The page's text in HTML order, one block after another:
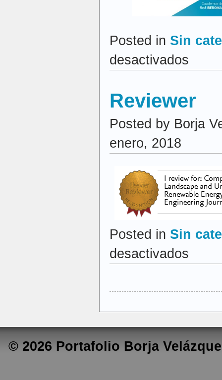
Posted in Sin
desactivados
Reviewer
Posted by Borja
enero, 2018
Posted in Sin
desactivados
© 2026 Portafolio Borja